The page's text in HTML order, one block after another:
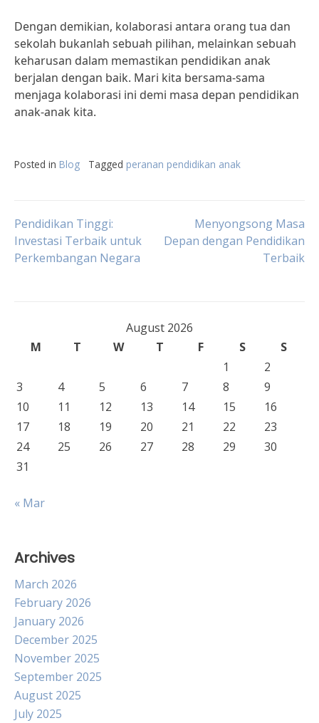
Dengan demikian, kolaborasi antara orang tua dan
sekolah bukanlah sebuah pilihan, melainkan sebuah
keharusan dalam memastikan pendidikan anak
berjalan dengan baik. Mari kita bersama-sama
menjaga kolaborasi ini demi masa depan pendidikan
anak-anak kita.
Posted in Blog Tagged peranan pendidikan anak
Post
navigation
Pendidikan Tinggi:
Investasi Terbaik untuk
Perkembangan Negara
Menyongsong Masa
Depan dengan Pendidikan
Terbaik
August 2026
M
T W T F S
S
1
2
3
4 5 6 7 8
9
10
11 12 13 14 15
16
17
18 19 20 21 22
23
24
25 26 27 28 29
30
31
« Mar
Archives
March 2026
February 2026
January 2026
December 2025
November 2025
September 2025
August 2025
July 2025